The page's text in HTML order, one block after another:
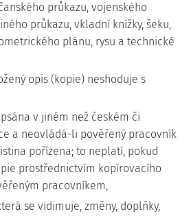
průkazu, vojenského
průkazu, vkladní knížky, šeku,
plánu, rysu a technické
opis (kopie) neshoduje s
v jiném než českém či
a neovládá-li pověřený pracovník
pořízena; to neplatí, pokud
prostřednictvím kopírovacího
pracovníkem,
se vidimuje, změny, doplňky,